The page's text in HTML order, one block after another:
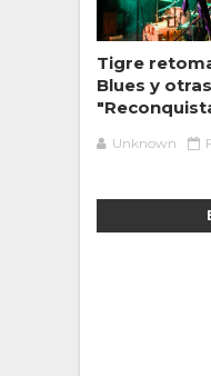
Tigre
Blues y
Unknown